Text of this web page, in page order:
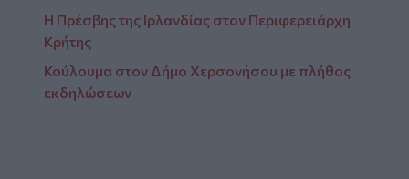
Η Πρέσβης της Ιρλανδίας στον Περιφερειάρχη
Κρήτης
Κούλουμα στον Δήμο Χερσονήσου με πλήθος
εκδηλώσεων